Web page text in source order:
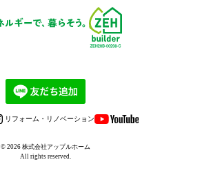
リフォーム・リノベーション
© 2026 株式会社アップルホーム
All rights reserved.